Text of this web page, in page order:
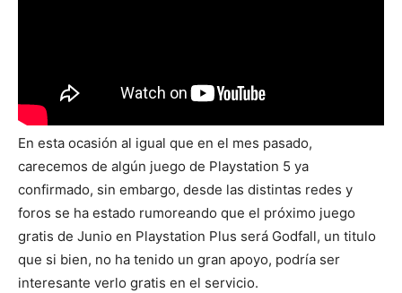
En esta ocasión al igual que en el mes pasado,
carecemos de algún juego de Playstation 5 ya
confirmado, sin embargo, desde las distintas redes y
foros se ha estado rumoreando que el próximo juego
gratis de Junio en Playstation Plus será Godfall, un titulo
que si bien, no ha tenido un gran apoyo, podría ser
interesante verlo gratis en el servicio.